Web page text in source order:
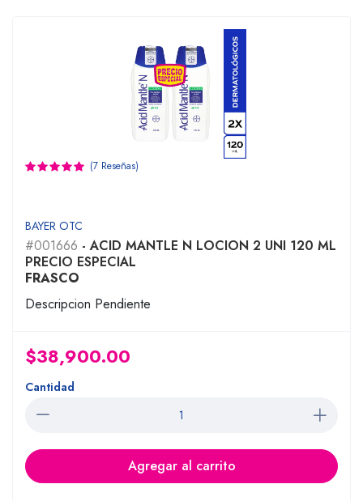
(7 Reseñas)
BAYER OTC
#001666 - ACID MANTLE N LOCION 2 UNI 120 ML
PRECIO ESPECIAL
FRASCO
Descripcion Pendiente
$38,900.00
Cantidad
Agregar al carrito